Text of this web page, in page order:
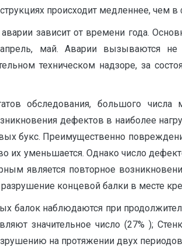
происходит медленнее, чем
зависит от времени года.
май. Аварии вызываются не
техническом надзоре, за
обследования, большого
дефектов в наиболее
букс. Преимущественно
их уменьшается. Однако число
является повторное
разрушение концевой балки в месте
балок наблюдаются при
значительное число (27% );
на протяжении двух периодов